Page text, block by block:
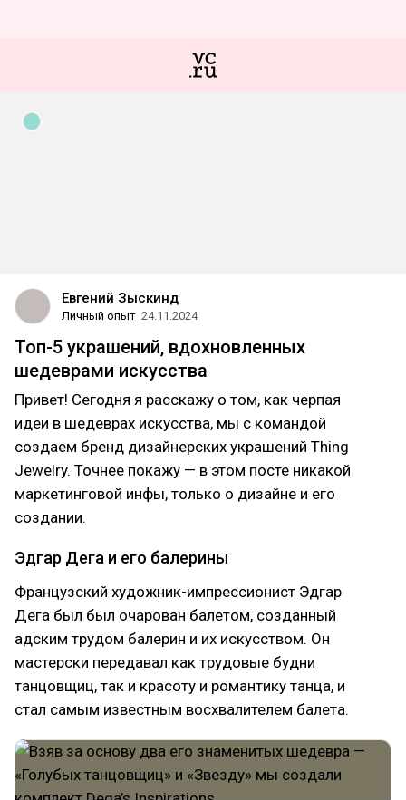
Евгений Зыскинд
Личный опыт 24.11.2024
Топ-5 украшений, вдохновленных
шедеврами искусства
Привет! Сегодня я расскажу о том, как черпая
идеи в шедеврах искусства, мы с командой
создаем бренд дизайнерских украшений Thing
Jewelry. Точнее покажу — в этом посте никакой
маркетинговой инфы, только о дизайне и его
создании.
Эдгар Дега и его балерины
Французский художник-импрессионист Эдгар
Дега был был очарован балетом, созданный
адским трудом балерин и их искусством. Он
мастерски передавал как трудовые будни
танцовщиц, так и красоту и романтику танца, и
стал самым известным восхвалителем балета.